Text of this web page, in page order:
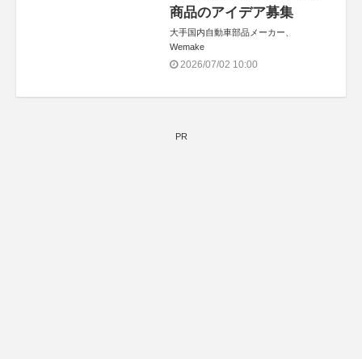
商品のアイデア募集
大手国内自動車部品メーカー、
Wemake
2026/07/02 10:00
PR